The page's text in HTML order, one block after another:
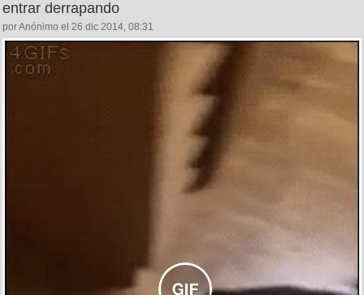
entrar derrapando
por Anónimo el 26 dic 2014, 08:31